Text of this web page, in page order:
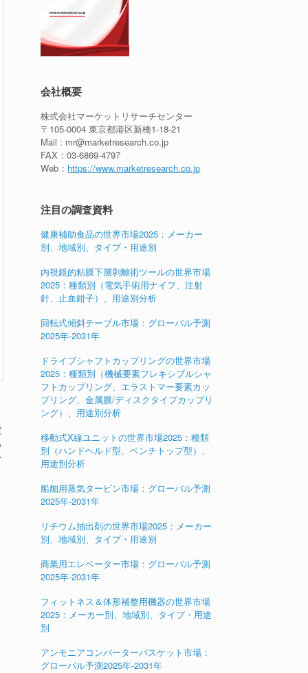
会社概要
株式会社マーケットリサーチセンター
〒105-0004 東京都港区新橋1-18-21
Mail : mr@marketresearch.co.jp
FAX：03-6869-4797
Web： https://www.marketresearch.co.jp
注目の調査資料
健康補助食品の世界市場2025：メーカー
別、地域別、タイプ・用途別
内視鏡的粘膜下層剥離術ツールの世界市場
2025：種類別（電気手術用ナイフ、注射
針、止血鉗子）、用途別分析
回転式傾斜テーブル市場：グローバル予測
2025年-2031年
ドライブシャフトカップリングの世界市場
2025：種類別（機械要素フレキシブルシャ
フトカップリング、エラストマー要素カッ
プリング、金属膜/ディスクタイプカップリ
ング）、用途別分析
移動式X線ユニットの世界市場2025：種類
別（ハンドヘルド型、ベンチトップ型）、
用途別分析
船舶用蒸気タービン市場：グローバル予測
2025年-2031年
リチウム抽出剤の世界市場2025：メーカー
別、地域別、タイプ・用途別
商業用エレベーター市場：グローバル予測
2025年-2031年
フィットネス＆体形補整用機器の世界市場
2025：メーカー別、地域別、タイプ・用途
別
アンモニアコンバーターバスケット市場：
グローバル予測2025年-2031年